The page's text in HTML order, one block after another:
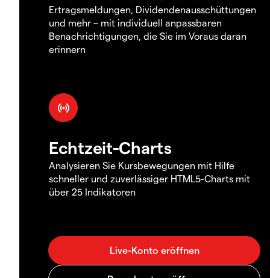
Ertragsmeldungen, Dividendenausschüttungen
und mehr – mit individuell anpassbaren
Benachrichtigungen, die Sie im Voraus daran
erinnern
Echtzeit-Charts
Analysieren Sie Kursbewegungen mit Hilfe
schneller und zuverlässiger HTML5-Charts mit
über 25 Indikatoren